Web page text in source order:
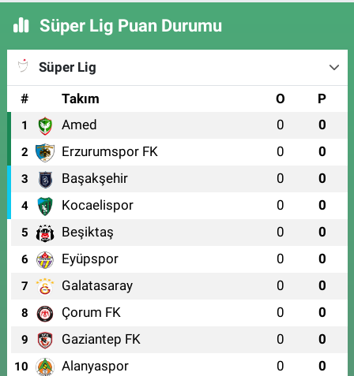
Süper Lig Puan Durumu
Süper Lig
#
Takım O P
1 Amed 0 0
2 Erzurumspor FK 0 0
3 Başakşehir 0 0
4 Kocaelispor 0 0
5 Beşiktaş 0 0
6 Eyüpspor 0 0
7 Galatasaray 0 0
8 Çorum FK 0 0
9 Gaziantep FK 0 0
10 Alanyaspor 0 0